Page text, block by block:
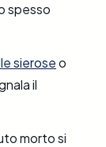
spesso
sieroseo
il
morto si